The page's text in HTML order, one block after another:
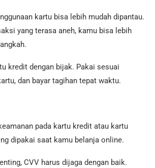
kartu bisa lebih mudah dipantau.
yang terasa aneh, kamu bisa lebih
kredit dengan bijak. Pakai sesuai
dan bayar tagihan tepat waktu.
pada kartu kredit atau kartu
dipakai saat kamu belanja online.
CVV harus dijaga dengan baik.